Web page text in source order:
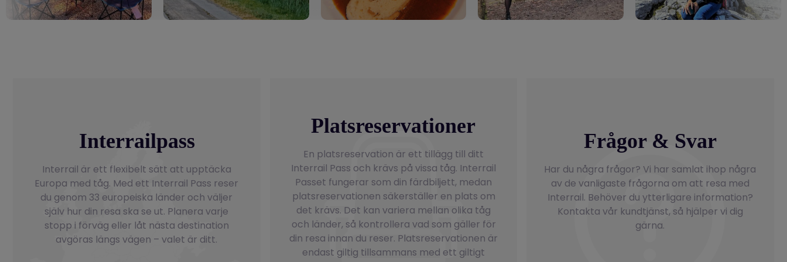
Interrailpass
Interrail är ett flexibelt sätt att upptäcka
Europa med tåg. Med ett Interrail Pass reser
du genom 33 europeiska länder och väljer
själv hur din resa ska se ut. Planera varje
stopp i förväg eller låt nästa destination
avgöras längs vägen – valet är ditt.
Platsreservationer
En platsreservation är ett tillägg till ditt
Interrail Pass och krävs på vissa tåg. Interrail
Passet fungerar som din färdbiljett, medan
platsreservationen säkerställer en plats om
det krävs. Det kan variera mellan olika tåg
och länder, så kontrollera vad som gäller för
din resa innan du reser. Platsreservationen är
endast giltig tillsammans med ett giltigt
Frågor & Svar
Har du några frågor? Vi har samlat ihop några
av de vanligaste frågorna om att resa med
Interrail. Behöver du ytterligare information?
Kontakta vår kundtjänst, så hjälper vi dig
gärna.